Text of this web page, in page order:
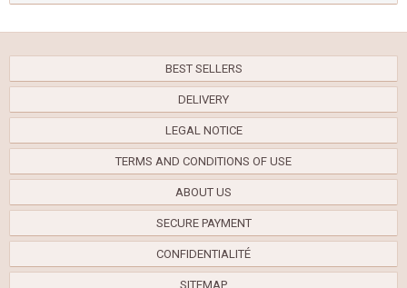
BEST SELLERS
DELIVERY
LEGAL NOTICE
TERMS AND CONDITIONS OF USE
ABOUT US
SECURE PAYMENT
CONFIDENTIALITÉ
SITEMAP